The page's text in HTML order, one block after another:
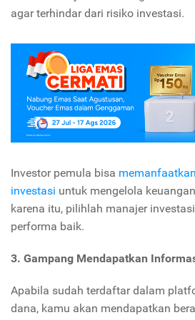
agar terhindar dari risiko investasi.
Investor pemula bisa
investasi untuk mengelola
karena itu, pilihlah manajer
performa baik.
3. Gampang Mendapatkan
Apabila sudah terdaftar dalam
dana, kamu akan mendapatkan